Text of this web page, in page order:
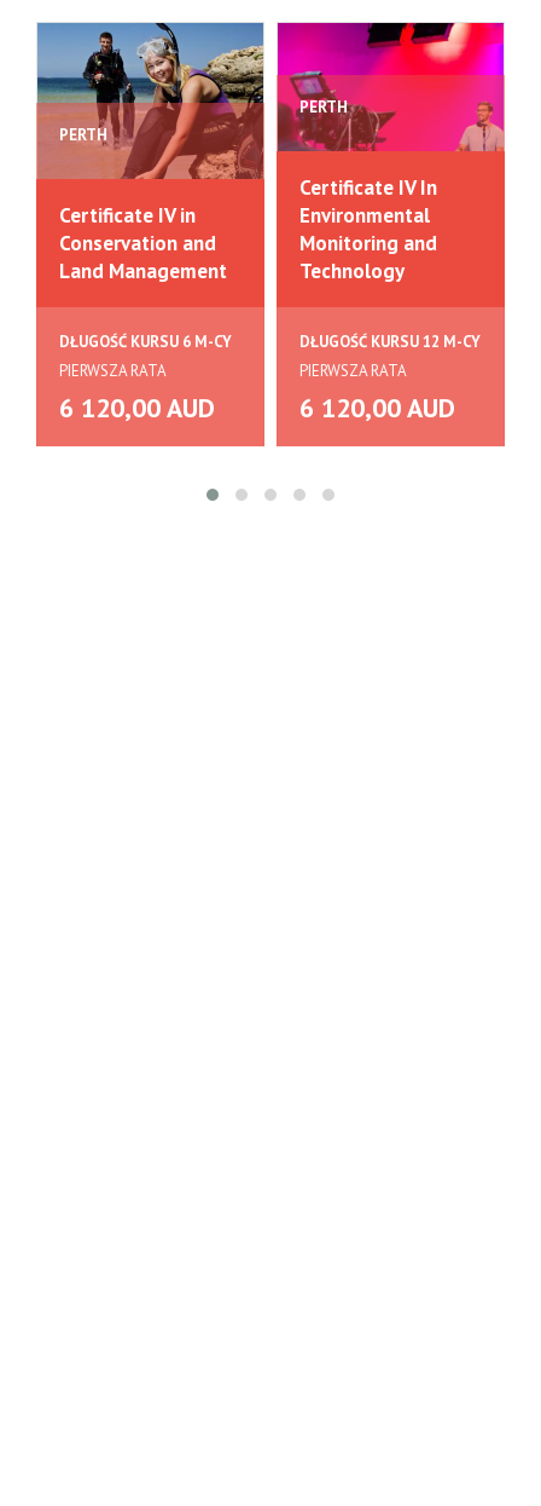
PERTH
Certificate IV in
Conservation and
Land Management
DŁUGOŚĆ KURSU 6 M-CY
PIERWSZA RATA
6 120,00 AUD
PERTH
Certificate IV In
Environmental
Monitoring and
Technology
DŁUGOŚĆ KURSU 12 M-CY
PIERWSZA RATA
6 120,00 AUD